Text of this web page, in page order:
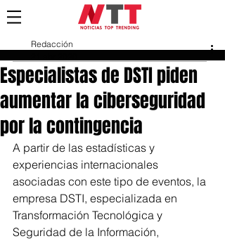
Especialistas de DSTI piden
aumentar la ciberseguridad
por la contingencia
Redacción
A partir de las estadísticas y
experiencias internacionales
asociadas con este tipo de eventos, la
empresa DSTI, especializada en
Transformación Tecnológica y
Seguridad de la Información,